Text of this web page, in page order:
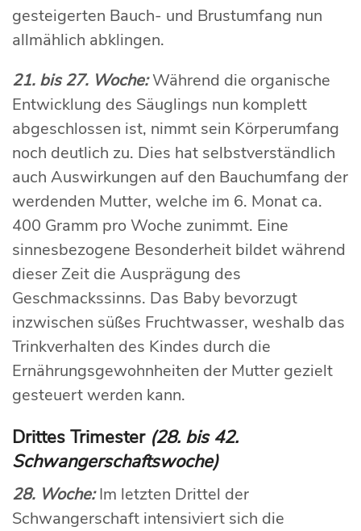
gesteigerten Bauch- und Brustumfang nun
allmählich abklingen.
21. bis 27. Woche:Während die organische
Entwicklung des Säuglings nun komplett
abgeschlossen ist, nimmt sein Körperumfang
noch deutlich zu. Dies hat selbstverständlich
auch Auswirkungen auf den Bauchumfang der
werdenden Mutter, welche im 6. Monat ca.
400 Gramm pro Woche zunimmt. Eine
sinnesbezogene Besonderheit bildet während
dieser Zeit die Ausprägung des
Geschmackssinns. Das Baby bevorzugt
inzwischen süßes Fruchtwasser, weshalb das
Trinkverhalten des Kindes durch die
Ernährungsgewohnheiten der Mutter gezielt
gesteuert werden kann.
Drittes Trimester (28. bis 42.
Schwangerschaftswoche)
28. Woche:Im letzten Drittel der
Schwangerschaft intensiviert sich die